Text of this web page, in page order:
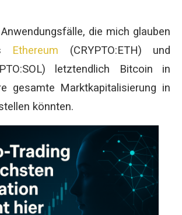
die mich glauben
Ethereum (CRYPTO:ETH) und
letztendlich Bitcoin in
gesamte Marktkapitalisierung in
könnten.